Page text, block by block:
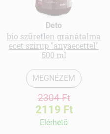
Deto
bio szűretlen gránátalma
ecet szirup "anyaecettel"
500 ml
MEGNÉZEM
2304 Ft
2119 Ft
Elérhetõ